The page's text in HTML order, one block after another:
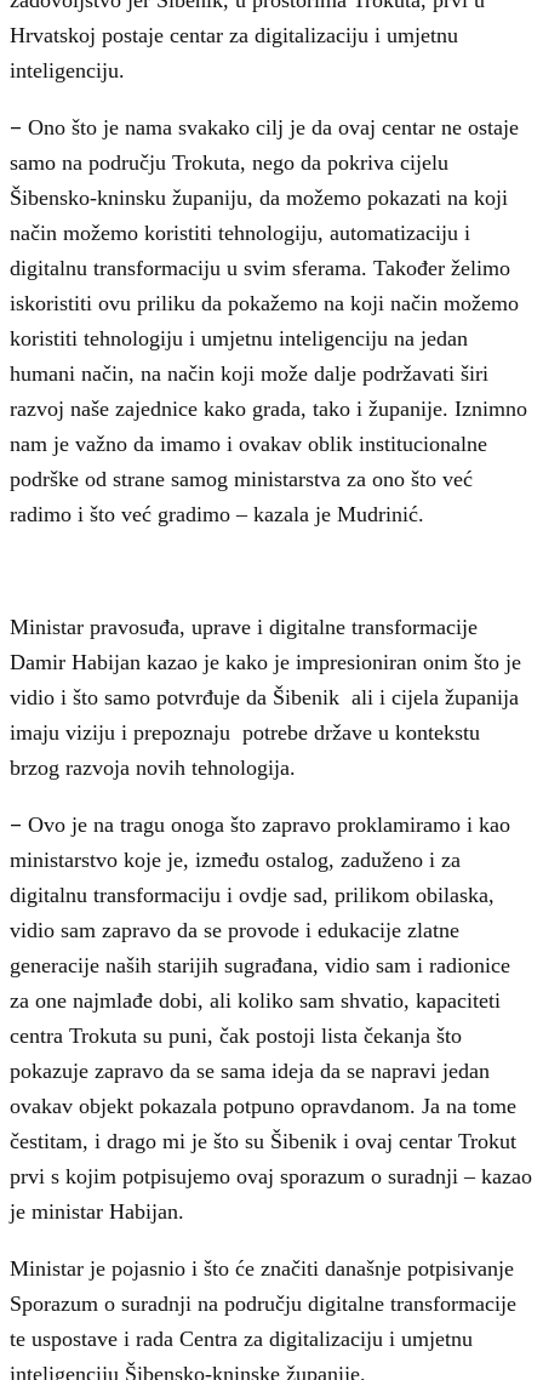
Hrvatskoj postaje centar za digitalizaciju i umjetnu
inteligenciju.
– Ono što je nama svakako cilj je da ovaj centar ne ostaje
samo na području Trokuta, nego da pokriva cijelu
Šibensko-kninsku županiju, da možemo pokazati na koji
način možemo koristiti tehnologiju, automatizaciju i
digitalnu transformaciju u svim sferama. Također želimo
iskoristiti ovu priliku da pokažemo na koji način možemo
koristiti tehnologiju i umjetnu inteligenciju na jedan
humani način, na način koji može dalje podržavati širi
razvoj naše zajednice kako grada, tako i županije. Iznimno
nam je važno da imamo i ovakav oblik institucionalne
podrške od strane samog ministarstva za ono što već
radimo i što već gradimo – kazala je Mudrinić.
Ministar pravosuđa, uprave i digitalne transformacije
Damir Habijan kazao je kako je impresioniran onim što je
vidio i što samo potvrđuje da Šibenik ali i cijela županija
imaju viziju i prepoznaju potrebe države u kontekstu
brzog razvoja novih tehnologija.
– Ovo je na tragu onoga što zapravo proklamiramo i kao
ministarstvo koje je, između ostalog, zaduženo i za
digitalnu transformaciju i ovdje sad, prilikom obilaska,
vidio sam zapravo da se provode i edukacije zlatne
generacije naših starijih sugrađana, vidio sam i radionice
za one najmlađe dobi, ali koliko sam shvatio, kapaciteti
centra Trokuta su puni, čak postoji lista čekanja što
pokazuje zapravo da se sama ideja da se napravi jedan
ovakav objekt pokazala potpuno opravdanom. Ja na tome
čestitam, i drago mi je što su Šibenik i ovaj centar Trokut
prvi s kojim potpisujemo ovaj sporazum o suradnji – kazao
je ministar Habijan.
Ministar je pojasnio i što će značiti današnje potpisivanje
Sporazum o suradnji na području digitalne transformacije
te uspostave i rada Centra za digitalizaciju i umjetnu
inteligenciju Šibensko-kninske županije.